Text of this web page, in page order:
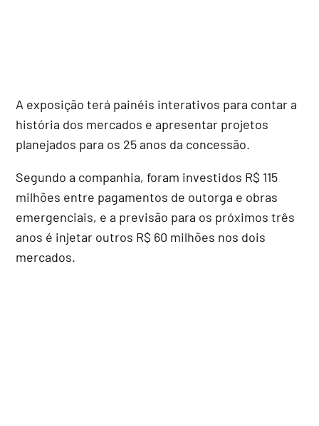
A exposição terá painéis interativos para contar a
história dos mercados e apresentar projetos
planejados para os 25 anos da concessão.
Segundo a companhia, foram investidos R$ 115
milhões entre pagamentos de outorga e obras
emergenciais, e a previsão para os próximos três
anos é injetar outros R$ 60 milhões nos dois
mercados.